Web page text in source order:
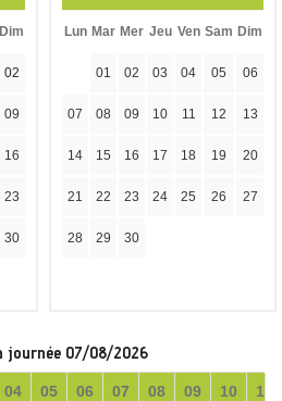
Dim
02
09
16
23
30
Lun Mar Mer Jeu Ven Sam Dim
01 02 03 04 05 06
07 08 09 10 11 12 13
14 15 16 17 18 19 20
21 22 23 24 25 26 27
28 29 30
journée 07/08/2026
04 05 06 07 08 09 10 11